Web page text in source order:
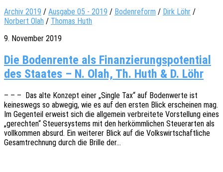
Archiv 2019 / Ausgabe 05 - 2019 / Bodenreform / Dirk Löhr /
Norbert Olah / Thomas Huth
9. November 2019
Die Bodenrente als Finanzierungspotential
des Staates – N. Olah, Th. Huth & D. Löhr
– – – Das alte Konzept einer „Single Tax“ auf Boden­wer­te ist
keines­wegs so abwe­gig, wie es auf den ersten Blick erschei­nen mag.
Im Gegen­teil erweist sich die allge­mein verbrei­te­te Vorstel­lung eines
„gerech­ten“ Steu­er­sys­tems mit den herkömm­li­chen Steu­er­ar­ten als
voll­kom­men absurd. Ein weite­rer Blick auf die Volks­wirt­schaft­li­che
Gesamt­rech­nung durch die Brille der…